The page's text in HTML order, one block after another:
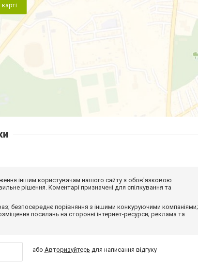
іншим користувачам нашого сайту з обов'язковою
рішення. Коментарі призначені для спілкування та
безпосереднє порівняння з іншими конкуруючими компаніями;
посилань на сторонні інтернет-ресурси; реклама та
або Авторизуйтесь для написання відгуку